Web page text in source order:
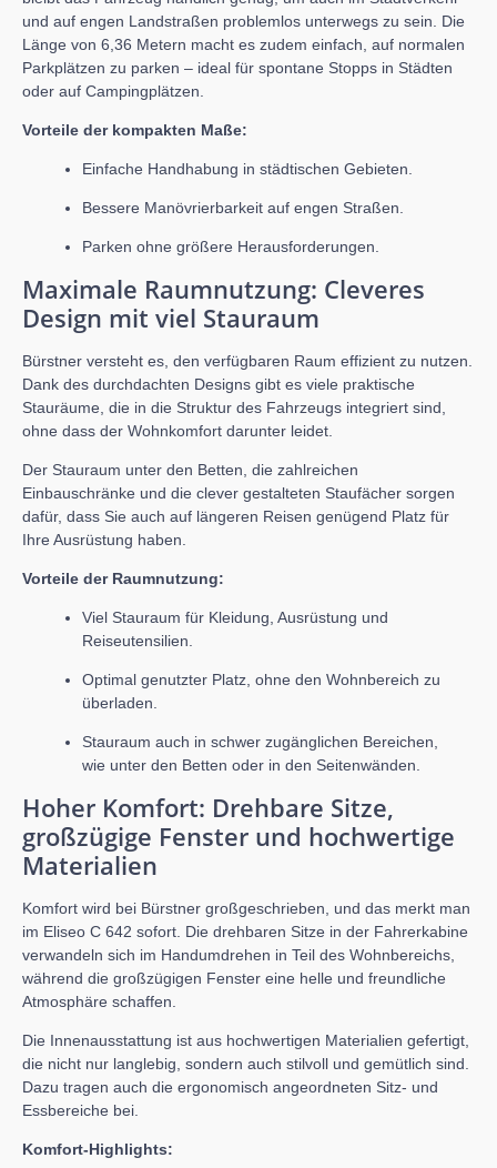
und auf engen Landstraßen problemlos unterwegs zu sein. Die
Länge von 6,36 Metern macht es zudem einfach, auf normalen
Parkplätzen zu parken – ideal für spontane Stopps in Städten
oder auf Campingplätzen.
Vorteile der kompakten Maße:
Einfache Handhabung in städtischen Gebieten.
Bessere Manövrierbarkeit auf engen Straßen.
Parken ohne größere Herausforderungen.
Maximale Raumnutzung: Cleveres
Design mit viel Stauraum
Bürstner versteht es, den verfügbaren Raum effizient zu nutzen.
Dank des durchdachten Designs gibt es viele praktische
Stauräume, die in die Struktur des Fahrzeugs integriert sind,
ohne dass der Wohnkomfort darunter leidet.
Der Stauraum unter den Betten, die zahlreichen
Einbauschränke und die clever gestalteten Staufächer sorgen
dafür, dass Sie auch auf längeren Reisen genügend Platz für
Ihre Ausrüstung haben.
Vorteile der Raumnutzung:
Viel Stauraum für Kleidung, Ausrüstung und
Reiseutensilien.
Optimal genutzter Platz, ohne den Wohnbereich zu
überladen.
Stauraum auch in schwer zugänglichen Bereichen,
wie unter den Betten oder in den Seitenwänden.
Hoher Komfort: Drehbare Sitze,
großzügige Fenster und hochwertige
Materialien
Komfort wird bei Bürstner großgeschrieben, und das merkt man
im Eliseo C 642 sofort. Die drehbaren Sitze in der Fahrerkabine
verwandeln sich im Handumdrehen in Teil des Wohnbereichs,
während die großzügigen Fenster eine helle und freundliche
Atmosphäre schaffen.
Die Innenausstattung ist aus hochwertigen Materialien gefertigt,
die nicht nur langlebig, sondern auch stilvoll und gemütlich sind.
Dazu tragen auch die ergonomisch angeordneten Sitz- und
Essbereiche bei.
Komfort-Highlights: